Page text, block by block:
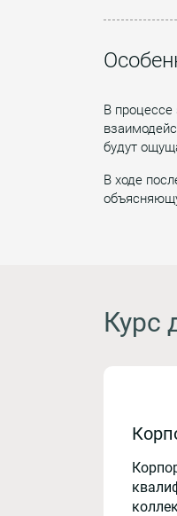
В процессе
будут
В ходе
Курс